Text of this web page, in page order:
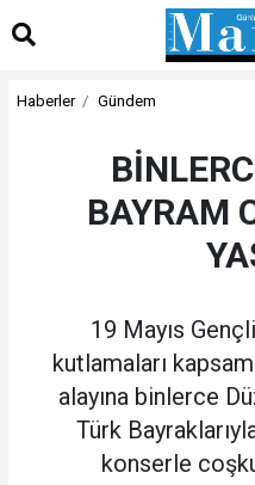
Haberler Gündem
BAYRAM
19 Mayıs
kutlamaları
alayına binlerce
Türk
konserle